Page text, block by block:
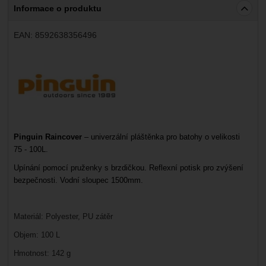
Informace o produktu
EAN: 8592638356496
Pinguin Raincover– univerzální pláštěnka pro batohy o velikosti
75- 100L
Upínání pomocí pruženky s brzdičkou. Reflexní potisk pro zvýšení
bezpečnosti. Vodní sloupec 1500mm.
Materiál: Polyester, PU zátěr
Objem: 100 L
Hmotnost: 142 g